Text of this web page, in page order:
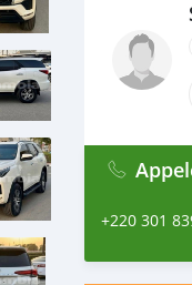
+220 301